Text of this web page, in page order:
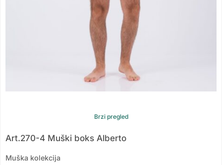
Brzi pregled
Art.270-4 Muški boks Alberto
Muška kolekcija